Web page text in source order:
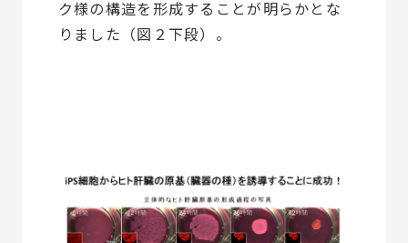
ク様の構造を形成することが明らかとな
りました（図２下段）。